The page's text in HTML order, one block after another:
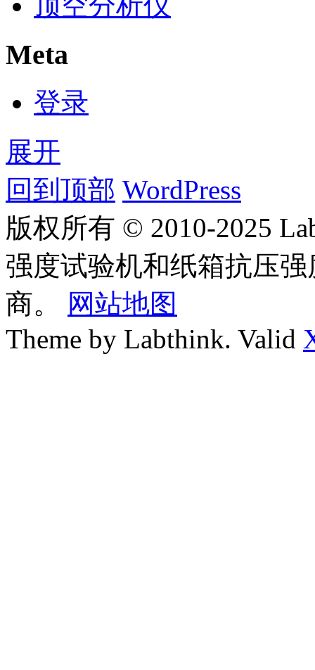
Meta
登录
展开
回到顶部 WordPress
版权所有 © 2010-2025
强度试验机和纸箱抗压
商。
网站地图
Theme by Labthink. Valid